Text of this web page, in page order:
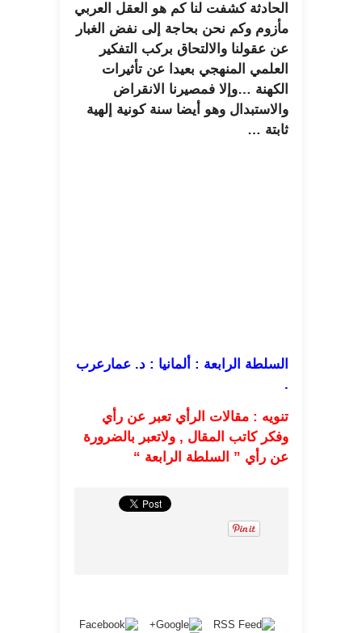
الحادثة كشفت لنا كم هو العقل العربي
مأزوم وكم نحن بحاجة إلى نفض الغبار
عن عقولنا والالتحاق بركب التفكير
العلمي المنهجي بعيدا عن تأثيرات
الكهنة …وإلا فمصيرنا الانقراض
والاستبدال وهو أيضا سنة كونية إلهية
ثابتة …
السلطة الرابعة : ألمانيا : د. عمارعرب
.
تنويه : مقالات الرأي تعبر عن رأي
وفكر كاتب المقال , ولاتعبر بالضرورة
عن رأي ” السلطة الرابعة “